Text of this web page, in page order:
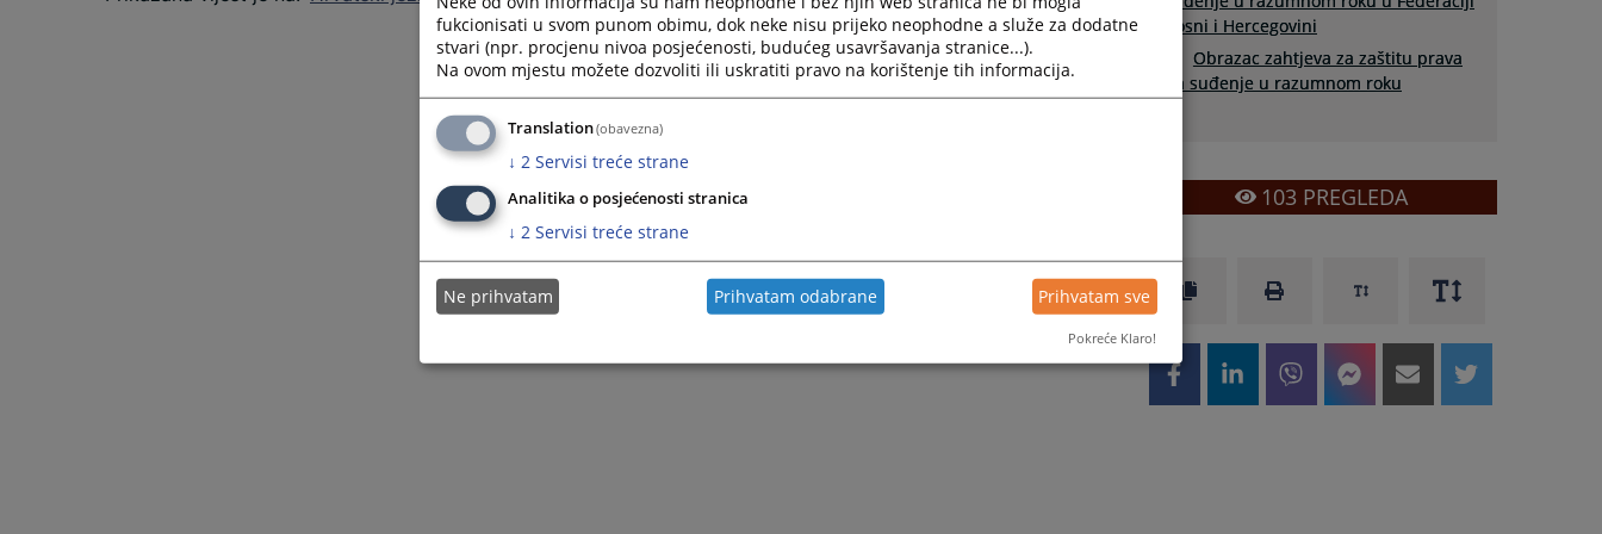
Bosni i Hercegovini
Obrazac zahtjeva za zaštitu prava
na suđenje u razumnom roku
103PREGLEDA
fukcionisati u svom punom obimu, dok neke nisu prijeko neophodne a služe za dodatne
stvari (npr. procjenu nivoa posjećenosti, budućeg usavršavanja stranice...).
Na ovom mjestu možete dozvoliti ili uskratiti pravo na korištenje tih informacija.
Translation(obavezna)
↓ 2 Servisi treće strane
Analitika o posjećenosti stranica
↓ 2 Servisi treće strane
Ne prihvatam Prihvatam odabrane Prihvatam sve
Pokreće Klaro!